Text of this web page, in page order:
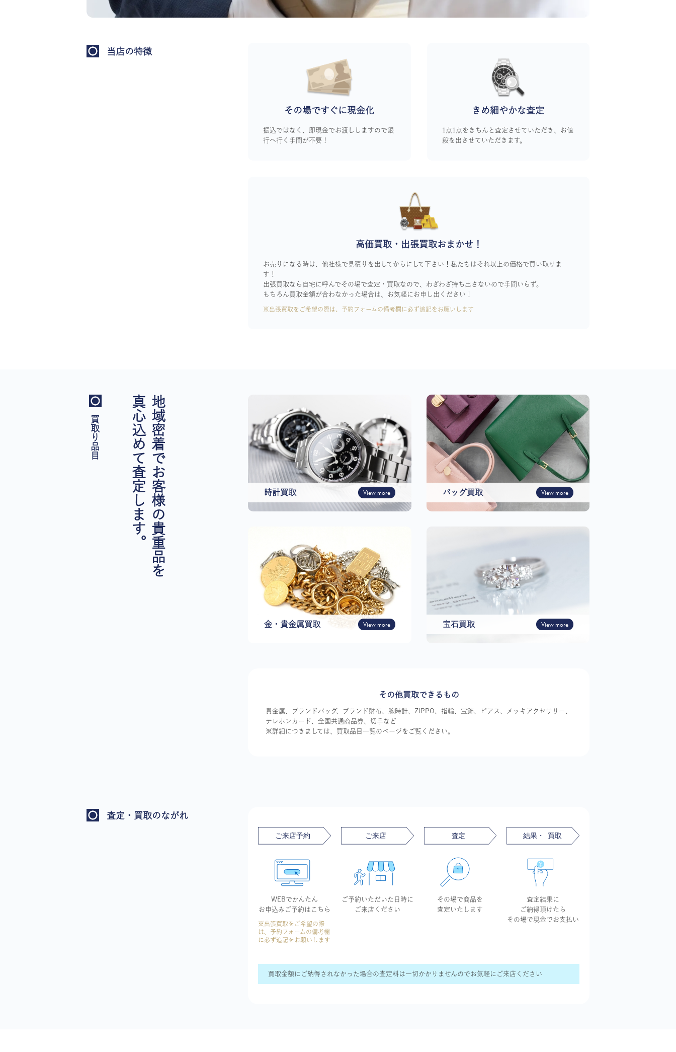
当店の特徴
その場ですぐに現金化
振込ではなく、即現金でお渡ししますので銀
行へ行く手間が不要！
きめ細やかな査定
1点1点をきちんと査定させていただき、お値
段を出させていただきます。
高価買取・出張買取おまかせ！
お売りになる時は、他社様で見積りを出してからにして下さい！私たちはそれ以上の価格で買い取りま
す！
出張買取なら自宅に呼んでその場で査定・買取なので、わざわざ持ち出さないので手間いらず。
もちろん買取金額が合わなかった場合は、お気軽にお申し出ください！
※出張買取をご希望の際は、予約フォームの備考欄に必ず追記をお願いします
買取り品目 地域密着でお客様の貴重品を
真心込めて査定します。 時計買取 View more バッグ買取 View more
金・貴金属買取 View more 宝石買取 View more
その他買取できるもの
貴金属、ブランドバッグ、ブランド財布、腕時計、ZIPPO、指輪、宝飾、ピアス、メッキアクセサリー、
テレホンカード、全国共通商品券、切手など
※詳細につきましては、買取品目一覧のページをご覧ください。
査定・買取のながれ
WEBでかんたん
お申込み ご予約はこちら
※出張買取をご希望の際
は、予約フォームの備考欄
に必ず追記をお願いします
ご予約いただいた 日時に
ご来店ください
その場で商品を
査定いたします
査定結果に
ご納得頂けたら
その場で現金でお支払い
買取金額にご納得されなかった場合の査定料は一切かかりませんのでお気軽にご来店ください